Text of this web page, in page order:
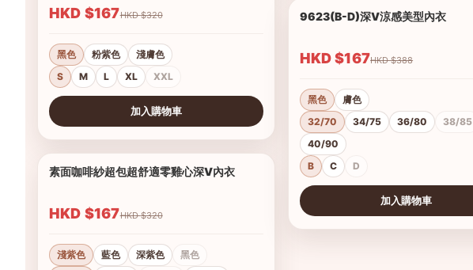
HKD $167 HKD $320
黑色 粉紫色
淺膚色
S
M L XL XXL
加入購物車
素面咖啡紗超包超舒適零雞心深V內衣
HKD $167 HKD $320
淺紫色 藍色 深紫色
黑色
9623(B-D)深V涼感美型內衣
HKD $167 HKD $388
黑色
膚色
32/70
34/75 36/80
38/85
40/90
B
C D
加入購物車